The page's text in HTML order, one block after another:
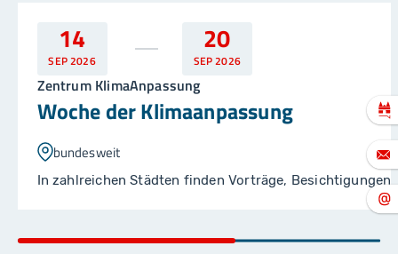
14
SEP2026
20
SEP2026
Zentrum KlimaAnpassung
Woche der Klimaanpassung
bundesweit
In zahlreichen Städten finden Vorträge,